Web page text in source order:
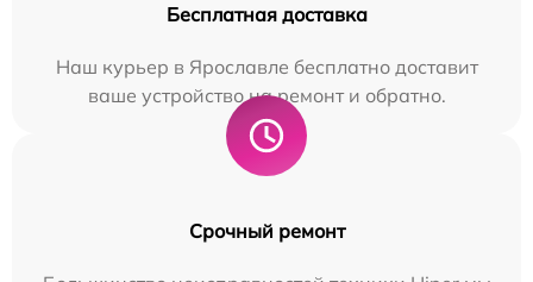
Бесплатная доставка
Наш курьер в Ярославле бесплатно доставит
ваше устройство на ремонт и обратно.
Срочный ремонт